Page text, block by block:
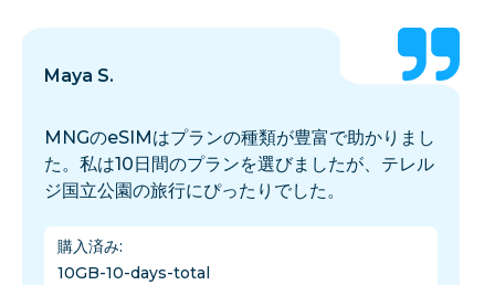
Maya S.
MNGのeSIMはプランの種類が豊富で助かりまし
た。私は10日間のプランを選びましたが、テレル
ジ国立公園の旅行にぴったりでした。
購入済み:
10GB-10-days-total